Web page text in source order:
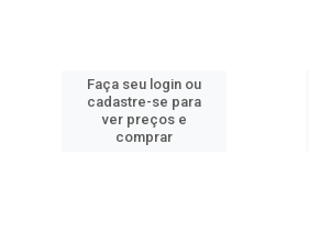
Faça seu login ou
cadastre-se para
ver preços e
comprar